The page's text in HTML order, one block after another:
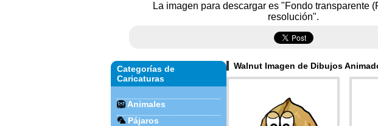
La imagen para descargar es "Fondo transparente
resolución".
Categorías de
Caricaturas
🦁 Animales
🦜 Pájaros
Walnut Imagen de Dibujos